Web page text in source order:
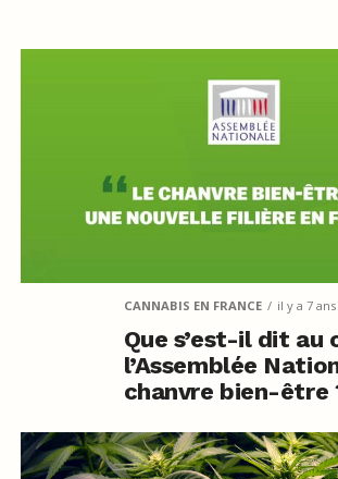
CANNABIS EN FRANCE il y a 7 ans
Que s’est-il dit au
l’Assemblée
chanvre bien-être